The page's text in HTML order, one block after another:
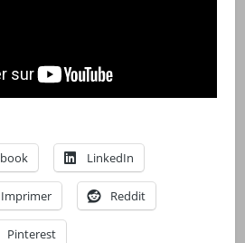
LinkedIn
Imprimer Reddit
Pinterest